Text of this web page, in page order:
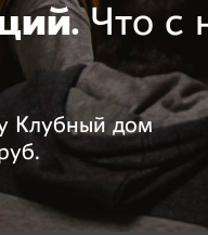
Что с
Клубный дом